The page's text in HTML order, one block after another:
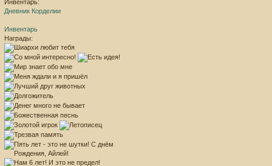
Инвентарь:
Дневник Корделии
Инвентарь
Награды: